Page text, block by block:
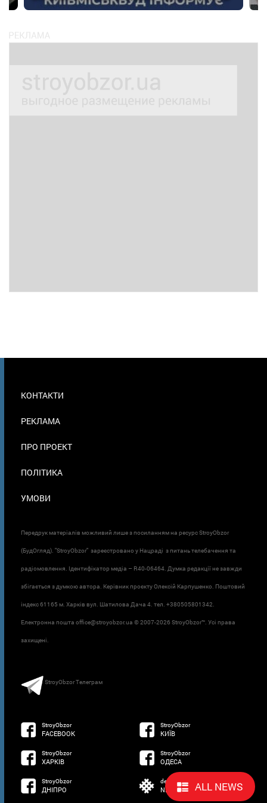
ALL NEWS
В
КОНТАКТИ
РЕКЛАМА
ПРО ПРОЕКТ
ПОЛІТИКА
УМОВИ
Передрук матеріалів можливий лише з посиланням на ресурс StroyObzor
(БудОгляд). "StroyObzor" зареєстровано у Нацраді з питань телебачення та
радіомовлення. Ідентифікатор медіа – R40-06464. Думка редакції не завжди
збігається з думкою автора. Керівник проєкту Олексій Карпушенко. Поштовий
індекс 61165 м. Харків вул. Шатилова Дача 4. тел. +380505801342.
Електронна пошта office@stroyobzor.ua © 2007-2026 StroyObzor™. Усі права
захищені.
StroyObzor Телеграм
StroyObzor
FACEBOOK
StroyObzor
КИЇВ
StroyObzor
ХАРКІВ
StroyObzor
ОДЕСА
StroyObzor
ДНІПРО
developed by
NETSOFTWARE